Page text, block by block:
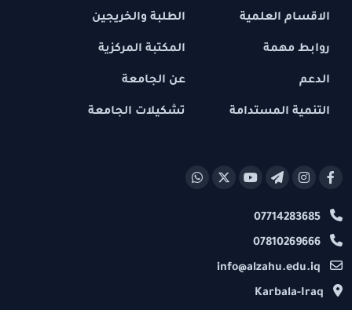
الاقسام العلمية
روابط مهمة
الدعم
التنمية المستدامة
الطلبة والخريجين
المكتبة المركزية
عن الجامعة
تشكيلات الجامعة
07714283685
07810269666
info@alzahu.edu.iq
Karbala-Iraq